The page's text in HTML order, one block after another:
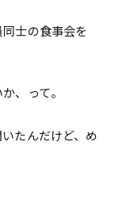
士の食事会を
、って。
たんだけど、め